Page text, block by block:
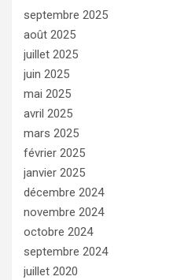
septembre 2025
août 2025
juillet 2025
juin 2025
mai 2025
avril 2025
mars 2025
février 2025
janvier 2025
décembre 2024
novembre 2024
octobre 2024
septembre 2024
juillet 2020